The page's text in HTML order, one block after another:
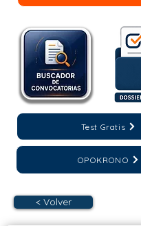
Test Gratis
OPOKRONO
< Volver